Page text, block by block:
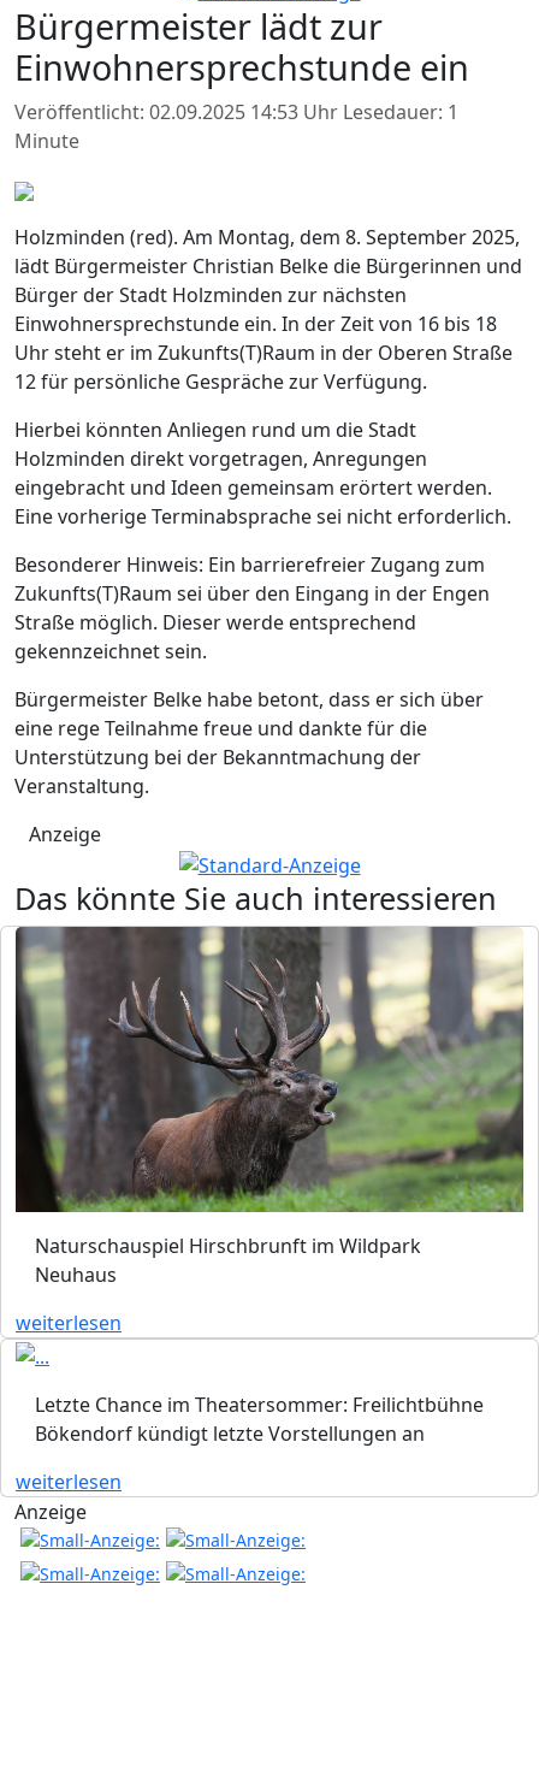
Bürgermeister lädt zur
Einwohnersprechstunde ein
Veröffentlicht: 02.09.2025 14:53 Uhr Lesedauer: 1
Minute
Holzminden (red). Am Montag, dem 8. September 2025,
lädt Bürgermeister Christian Belke die Bürgerinnen und
Bürger der Stadt Holzminden zur nächsten
Einwohnersprechstunde ein. In der Zeit von 16 bis 18
Uhr steht er im Zukunfts(T)Raum in der Oberen Straße
12 für persönliche Gespräche zur Verfügung.
Hierbei könnten Anliegen rund um die Stadt
Holzminden direkt vorgetragen, Anregungen
eingebracht und Ideen gemeinsam erörtert werden.
Eine vorherige Terminabsprache sei nicht erforderlich.
Besonderer Hinweis: Ein barrierefreier Zugang zum
Zukunfts(T)Raum sei über den Eingang in der Engen
Straße möglich. Dieser werde entsprechend
gekennzeichnet sein.
Bürgermeister Belke habe betont, dass er sich über
eine rege Teilnahme freue und dankte für die
Unterstützung bei der Bekanntmachung der
Veranstaltung.
Anzeige
Das könnte Sie auch interessieren
Naturschauspiel Hirschbrunft im Wildpark
Neuhaus
weiterlesen
Letzte Chance im Theatersommer: Freilichtbühne
Bökendorf kündigt letzte Vorstellungen an
weiterlesen
Anzeige